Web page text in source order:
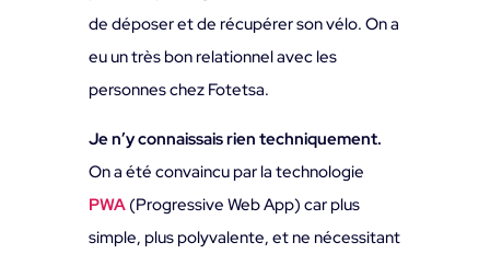
de déposer et de récupérer son vélo. On a
eu un très bon relationnel avec les
personnes chez Fotetsa.
Je n’y connaissais rien techniquement.
On a été convaincu par la technologie
PWA (Progressive Web App) car plus
simple, plus polyvalente, et ne nécessitant